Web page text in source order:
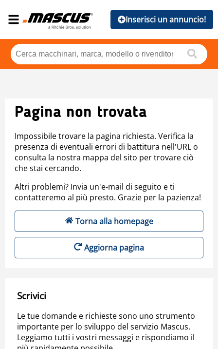
Inserisci un annuncio!
Pagina non trovata
Impossibile trovare la pagina richiesta. Verifica la
presenza di eventuali errori di battitura nell'URL o
consulta la nostra mappa del sito per trovare ciò
che stai cercando.
Altri problemi? Invia un'e-mail di seguito e ti
contatteremo al più presto. Grazie per la pazienza!
Torna alla homepage
Aggiorna pagina
Scrivici
Le tue domande e richieste sono uno strumento
importante per lo sviluppo del servizio Mascus.
Leggiamo tutti i vostri messaggi e rispondiamo il